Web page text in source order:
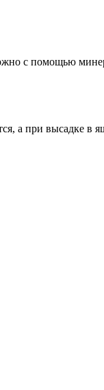
с помощью
а при высадке в